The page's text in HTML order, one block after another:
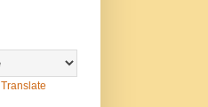
Translate